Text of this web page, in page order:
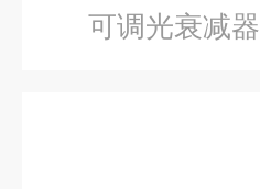
可调光衰减器